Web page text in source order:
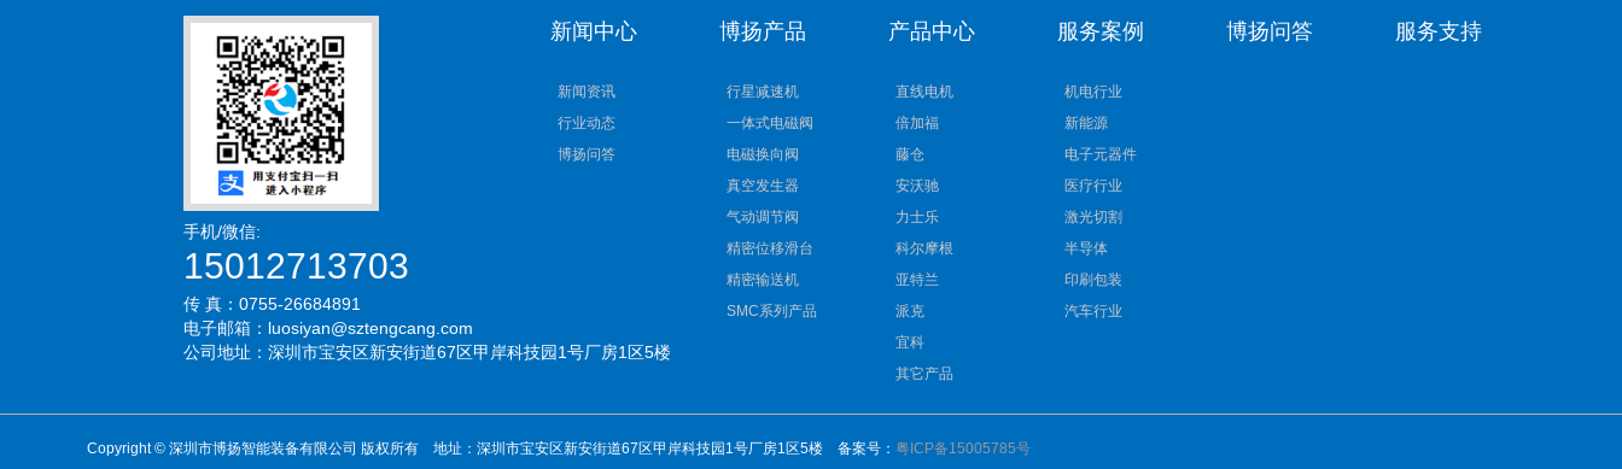
手机/微信:
15012713703
传 真：0755-26684891
电子邮箱：luosiyan@sztengcang.com
公司地址：深圳市宝安区新安街道67区甲岸科技园1号厂房1区5楼
新闻中心
新闻资讯
行业动态
博扬问答
博扬产品
行星减速机
一体式电磁阀
电磁换向阀
真空发生器
气动调节阀
精密位移滑台
精密输送机
SMC系列产品
产品中心
直线电机
倍加福
藤仓
安沃驰
力士乐
科尔摩根
亚特兰
派克
宜科
其它产品
服务案例
机电行业
新能源
电子元器件
医疗行业
激光切割
半导体
印刷包装
汽车行业
博扬问答 服务支持
Copyright © 深圳市博扬智能装备有限公司 版权所有 地址：深圳市宝安区新安街道67区甲岸科技园1号厂房1区5楼 备案号： 粤ICP备15005785号